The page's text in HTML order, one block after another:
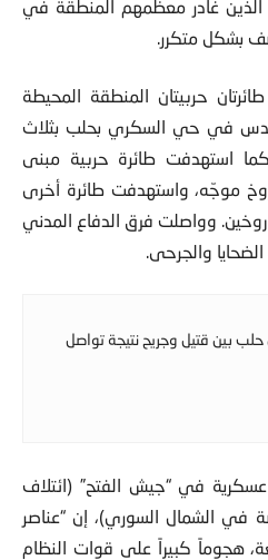
غادر معظمهم المنطقة في
بشكل متكرر.
حربيتان المنطقة المحيطة
في حي السكري بحلب بثلاث
استهدفت طائرة حربية مبنى
موجّه، واستهدفت طائرة أخرى
وواصلت فرق الدفاع المدني
والجرحى.
بين قتيل وجريح نتيجة تواصل
في “جيش الفتح” (ائتلاف
في الشمال السوري)، إن “عناصر
هجوماً كبيراً على قوات النظام